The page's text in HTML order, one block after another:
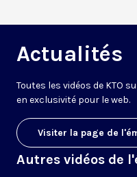
Actualités
Toutes les vidéos de KTO
en exclusivité pour le web.
Visiter la page de
Autres vidéos de